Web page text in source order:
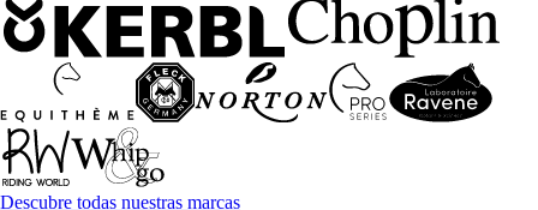
Descubre todas nuestras marcas